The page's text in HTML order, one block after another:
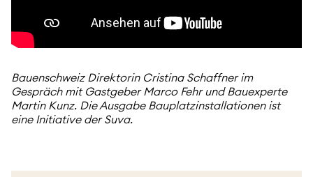
Bauenschweiz Direktorin Cristina Schaffner im
Gespräch mit Gastgeber Marco Fehr und Bauexperte
Martin Kunz. Die Ausgabe Bauplatzinstallationen ist
eine Initiative der Suva.